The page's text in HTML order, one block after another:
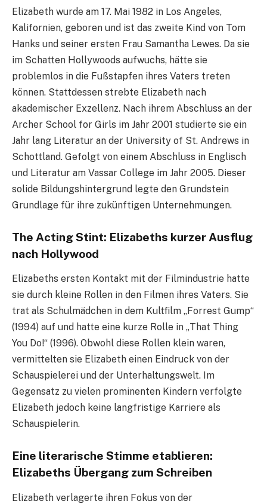
Elizabeth wurde am 17. Mai 1982 in Los Angeles,
Kalifornien, geboren und ist das zweite Kind von Tom
Hanks und seiner ersten Frau Samantha Lewes. Da sie
im Schatten Hollywoods aufwuchs, hätte sie
problemlos in die Fußstapfen ihres Vaters treten
können. Stattdessen strebte Elizabeth nach
akademischer Exzellenz. Nach ihrem Abschluss an der
Archer School for Girls im Jahr 2001 studierte sie ein
Jahr lang Literatur an der University of St. Andrews in
Schottland. Gefolgt von einem Abschluss in Englisch
und Literatur am Vassar College im Jahr 2005. Dieser
solide Bildungshintergrund legte den Grundstein
Grundlage für ihre zukünftigen Unternehmungen.
The Acting Stint: Elizabeths kurzer Ausflug
nach Hollywood
Elizabeths ersten Kontakt mit der Filmindustrie hatte
sie durch kleine Rollen in den Filmen ihres Vaters. Sie
trat als Schulmädchen in dem Kultfilm „Forrest Gump“
(1994) auf und hatte eine kurze Rolle in „That Thing
You Do!“ (1996). Obwohl diese Rollen klein waren,
vermittelten sie Elizabeth einen Eindruck von der
Schauspielerei und der Unterhaltungswelt. Im
Gegensatz zu vielen prominenten Kindern verfolgte
Elizabeth jedoch keine langfristige Karriere als
Schauspielerin.
Eine literarische Stimme etablieren:
Elizabeths Übergang zum Schreiben
Elizabeth verlagerte ihren Fokus von der